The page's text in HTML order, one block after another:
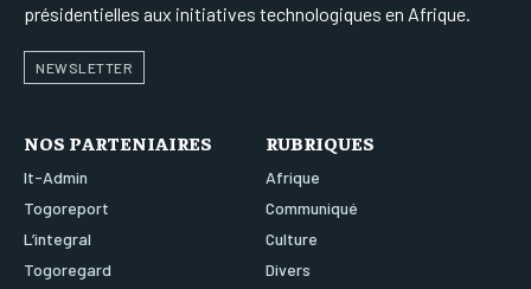
présidentielles aux initiatives technologiques en Afrique.
NEWSLETTER
NOS PARTENIAIRES
It-Admin
Togoreport
L’integral
Togoregard
RUBRIQUES
Afrique
Communiqué
Culture
Divers